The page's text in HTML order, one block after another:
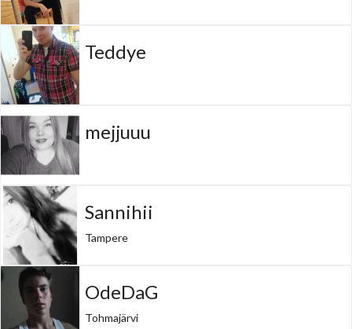
Teddye
mejjuuu
Sannihii
Tampere
OdeDaG
Tohmajärvi